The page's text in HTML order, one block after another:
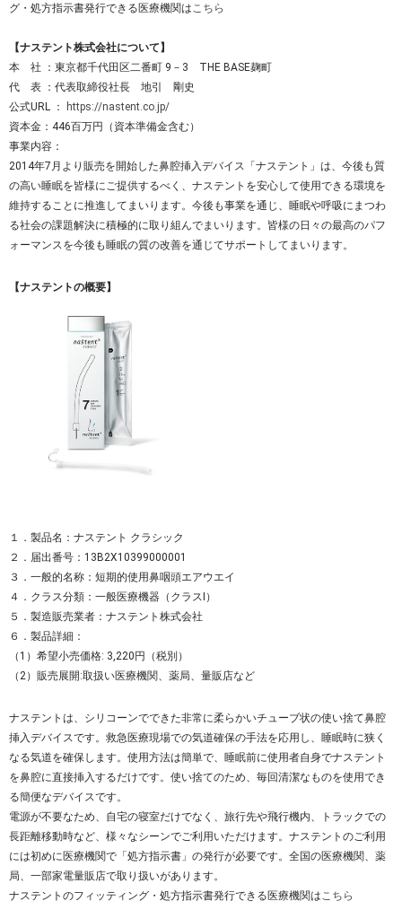
グ・処方指示書発行できる医療機関は こちら
【ナステント株式会社について】
本 社 ：東京都千代田区二番町 9－3 THE BASE麹町
代 表 ：代表取締役社長 地引 剛史
公式URL ：
https://nastent.co.jp/
資本金：446百万円（資本準備金含む）
事業内容：
2014年7月より販売を開始した鼻腔挿入デバイス「ナステント」は、今後も質
の高い睡眠を皆様にご提供するべく、ナステントを安心して使用できる環境を
維持することに推進してまいります。今後も事業を通じ、睡眠や呼吸にまつわ
る社会の課題解決に積極的に取り組んでまいります。皆様の日々の最高のパフ
ォーマンスを今後も睡眠の質の改善を通じてサポートしてまいります。
【ナステントの概要】
１．製品名：ナステント クラシック
２．届出番号：13B2X10399000001
３．一般的名称：短期的使用鼻咽頭エアウエイ
４．クラス分類：一般医療機器（クラスI）
５．製造販売業者：ナステント株式会社
６．製品詳細：
（1）希望小売価格: 3,220円（税別）
（2）販売展開:取扱い医療機関、薬局、量販店など
ナステントは、シリコーンでできた非常に柔らかいチューブ状の使い捨て鼻腔
挿入デバイスです。救急医療現場での気道確保の手法を応用し、睡眠時に狭く
なる気道を確保します。使用方法は簡単で、睡眠前に使用者自身でナステント
を鼻腔に直接挿入するだけです。使い捨てのため、毎回清潔なものを使用でき
る簡便なデバイスです。
電源が不要なため、自宅の寝室だけでなく、旅行先や飛行機内、トラックでの
長距離移動時など、様々なシーンでご利用いただけます。ナステントのご利用
には初めに医療機関で「処方指示書」の発行が必要です。全国の医療機関、薬
局、一部家電量販店で取り扱いがあります。
ナステントのフィッティング・処方指示書発行できる医療機関は こちら